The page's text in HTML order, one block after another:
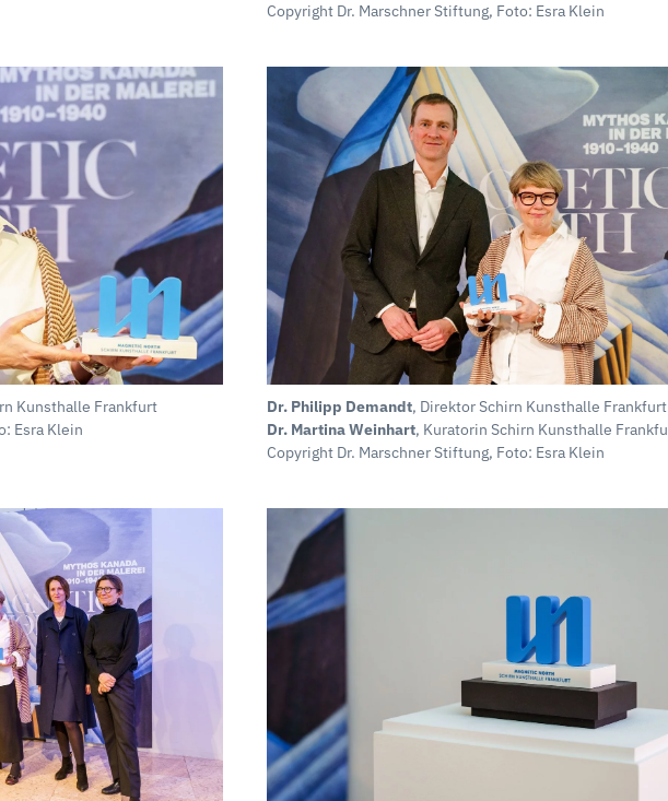
Copyright Dr. Marschner Stiftung, Foto: Esra Klein
Kunsthalle Frankfurt
Esra Klein
Dr. Philipp Demandt, Direktor Schirn Kunsthalle Frankfurt
Dr. Martina Weinhart, Kuratorin Schirn Kunsthalle
Copyright Dr. Marschner Stiftung, Foto: Esra Klein